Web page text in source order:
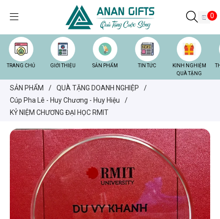
0
TRANG CHỦ GIỚI THIỆU SẢN PHẨM TIN TỨC
KINH NGHIỆM
QUÀ TẶNG
SẢN PHẨM / QUÀ TẶNG DOANH NGHIỆP
/
Cúp Pha Lê - Huy Chương - Huy Hiệu
/
KỶ NIỆM CHƯƠNG ĐẠI HỌC RMIT